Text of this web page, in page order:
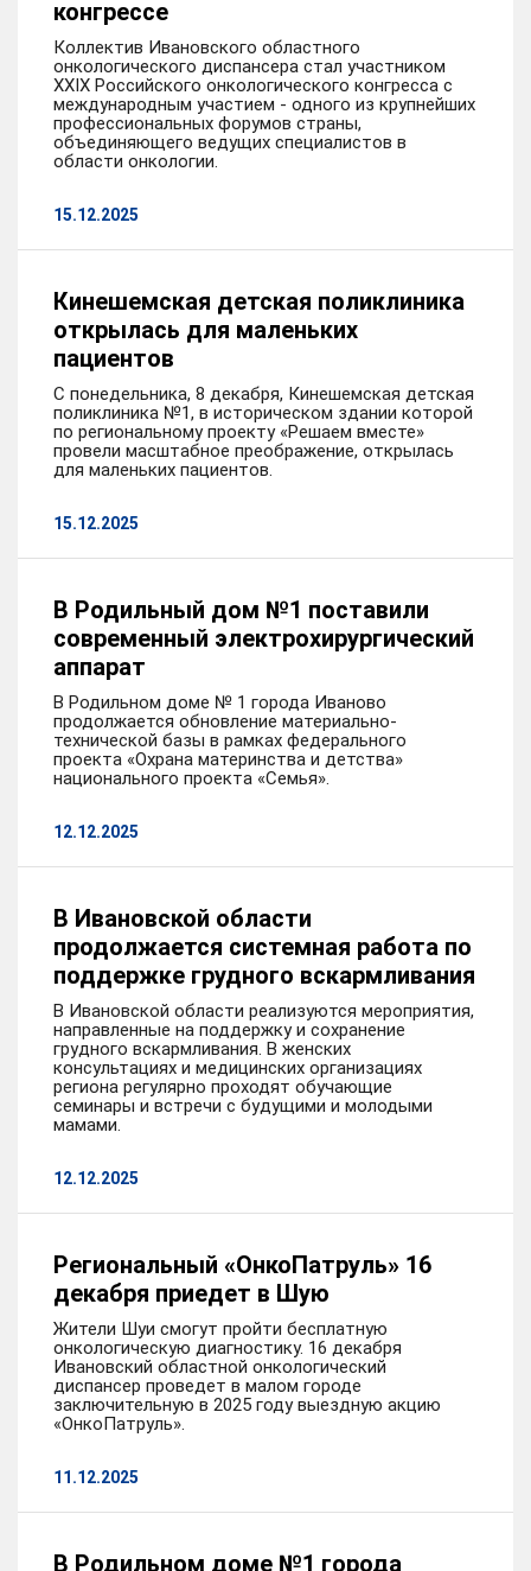
конгрессе
Коллектив Ивановского областного
онкологического диспансера стал участником
XXIX Российского онкологического конгресса с
международным участием - одного из крупнейших
профессиональных форумов страны,
объединяющего ведущих специалистов в
области онкологии.
15.12.2025
Кинешемская детская поликлиника
открылась для маленьких
пациентов
С понедельника, 8 декабря, Кинешемская детская
поликлиника №1, в историческом здании которой
по региональному проекту «Решаем вместе»
провели масштабное преображение, открылась
для маленьких пациентов.
15.12.2025
В Родильный дом №1 поставили
современный электрохирургический
аппарат
В Родильном доме № 1 города Иваново
продолжается обновление материально-
технической базы в рамках федерального
проекта «Охрана материнства и детства»
национального проекта «Семья».
12.12.2025
В Ивановской области
продолжается системная работа по
поддержке грудного вскармливания
В Ивановской области реализуются мероприятия,
направленные на поддержку и сохранение
грудного вскармливания. В женских
консультациях и медицинских организациях
региона регулярно проходят обучающие
семинары и встречи с будущими и молодыми
мамами.
12.12.2025
Региональный «ОнкоПатруль» 16
декабря приедет в Шую
Жители Шуи смогут пройти бесплатную
онкологическую диагностику. 16 декабря
Ивановский областной онкологический
диспансер проведет в малом городе
заключительную в 2025 году выездную акцию
«ОнкоПатруль».
11.12.2025
В Родильном доме №1 города